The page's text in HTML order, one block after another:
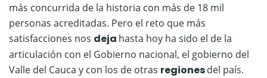
más concurrida de la historia con más de 18 mil
personas acreditadas. Pero el reto que más
satisfacciones nos deja hasta hoy ha sido el de la
articulación con el Gobierno nacional, el gobierno del
Valle del Cauca y con los de otras regionesdel país.